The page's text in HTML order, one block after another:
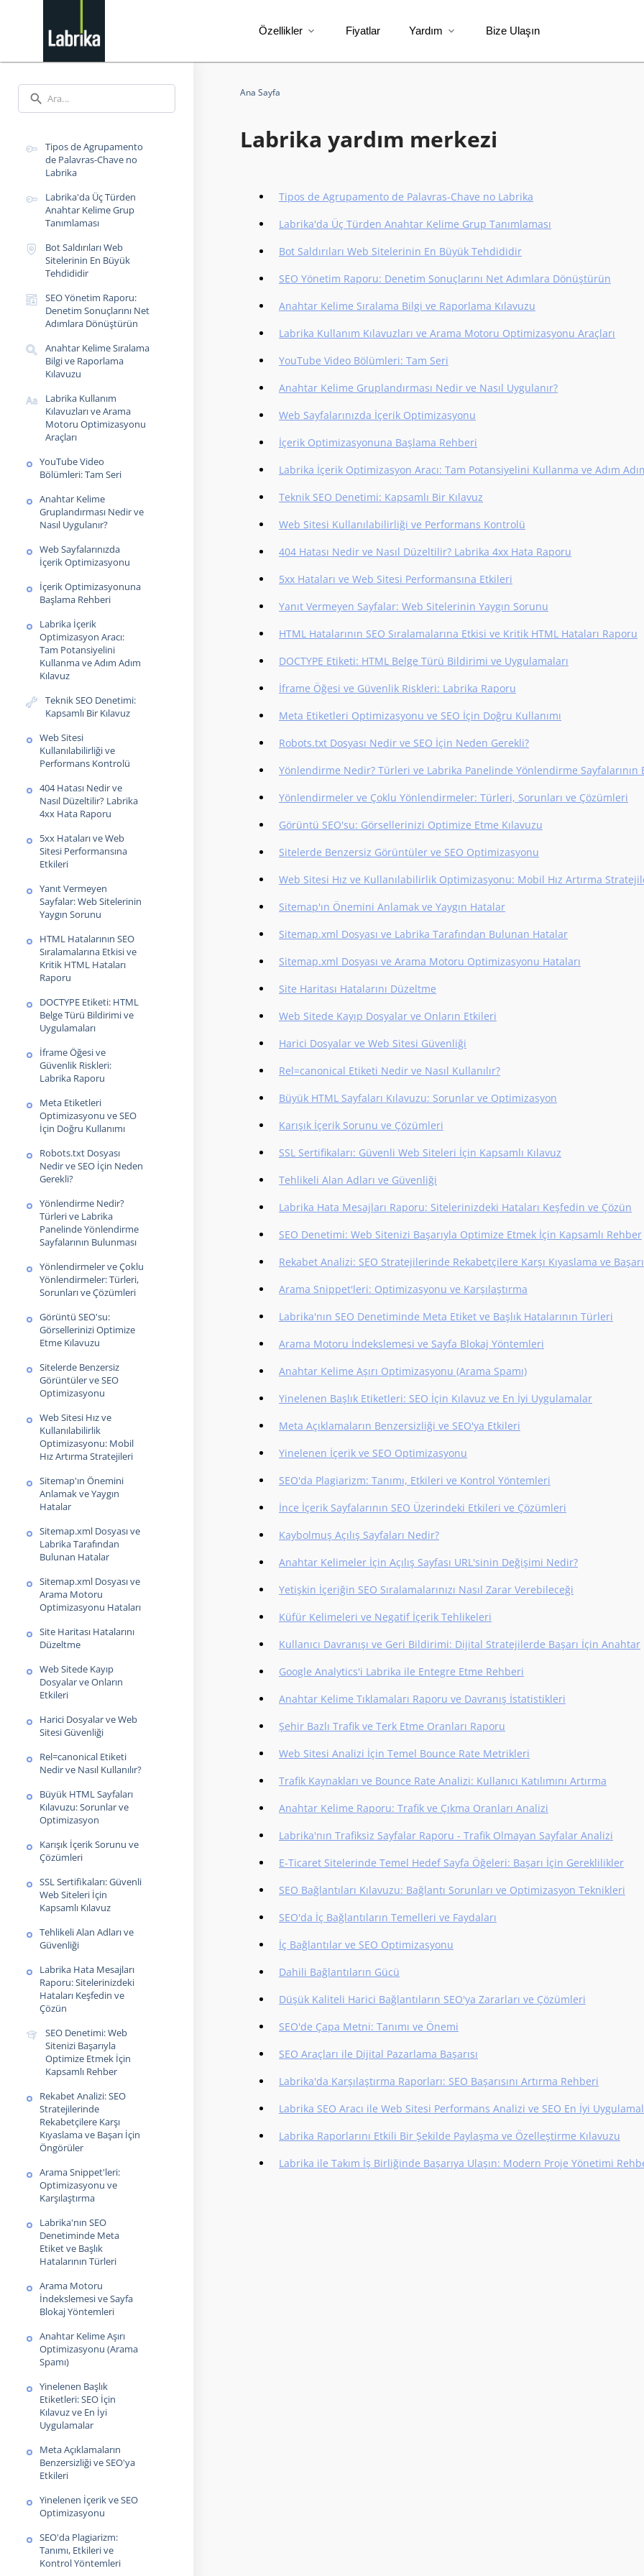
Özellikler expand_more Fiyatlar Yardım expand_more Bize Ulaşın
search
Tipos de Agrupamento
de Palavras-Chave no
Labrika
Labrika'da Üç Türden
Anahtar Kelime Grup
Tanımlaması
Bot Saldırıları Web
Sitelerinin En Büyük
Tehdididir
SEO Yönetim Raporu:
Denetim Sonuçlarını Net
Adımlara Dönüştürün
Anahtar Kelime Sıralama
Bilgi ve Raporlama
Kılavuzu
Labrika Kullanım
Kılavuzları ve Arama
Motoru Optimizasyonu
Araçları
YouTube Video
Bölümleri: Tam Seri
Anahtar Kelime
Gruplandırması Nedir ve
Nasıl Uygulanır?
Web Sayfalarınızda
İçerik Optimizasyonu
İçerik Optimizasyonuna
Başlama Rehberi
Labrika İçerik
Optimizasyon Aracı:
Tam Potansiyelini
Kullanma ve Adım Adım
Kılavuz
Teknik SEO Denetimi:
Kapsamlı Bir Kılavuz
Web Sitesi
Kullanılabilirliği ve
Performans Kontrolü
404 Hatası Nedir ve
Nasıl Düzeltilir? Labrika
4xx Hata Raporu
5xx Hataları ve Web
Sitesi Performansına
Etkileri
Yanıt Vermeyen
Sayfalar: Web Sitelerinin
Yaygın Sorunu
HTML Hatalarının SEO
Sıralamalarına Etkisi ve
Kritik HTML Hataları
Raporu
DOCTYPE Etiketi: HTML
Belge Türü Bildirimi ve
Uygulamaları
İframe Öğesi ve
Güvenlik Riskleri:
Labrika Raporu
Meta Etiketleri
Optimizasyonu ve SEO
İçin Doğru Kullanımı
Robots.txt Dosyası
Nedir ve SEO İçin Neden
Gerekli?
Yönlendirme Nedir?
Türleri ve Labrika
Panelinde Yönlendirme
Sayfalarının Bulunması
Yönlendirmeler ve Çoklu
Yönlendirmeler: Türleri,
Sorunları ve Çözümleri
Görüntü SEO'su:
Görsellerinizi Optimize
Etme Kılavuzu
Sitelerde Benzersiz
Görüntüler ve SEO
Optimizasyonu
Web Sitesi Hız ve
Kullanılabilirlik
Optimizasyonu: Mobil
Hız Artırma Stratejileri
Sitemap'ın Önemini
Anlamak ve Yaygın
Hatalar
Sitemap.xml Dosyası ve
Labrika Tarafından
Bulunan Hatalar
Sitemap.xml Dosyası ve
Arama Motoru
Optimizasyonu Hataları
Site Haritası Hatalarını
Düzeltme
Web Sitede Kayıp
Dosyalar ve Onların
Etkileri
Harici Dosyalar ve Web
Sitesi Güvenliği
Rel=canonical Etiketi
Nedir ve Nasıl Kullanılır?
Büyük HTML Sayfaları
Kılavuzu: Sorunlar ve
Optimizasyon
Karışık İçerik Sorunu ve
Çözümleri
SSL Sertifikaları: Güvenli
Web Siteleri İçin
Kapsamlı Kılavuz
Tehlikeli Alan Adları ve
Güvenliği
Labrika Hata Mesajları
Raporu: Sitelerinizdeki
Hataları Keşfedin ve
Çözün
SEO Denetimi: Web
Sitenizi Başarıyla
Optimize Etmek İçin
Kapsamlı Rehber
Rekabet Analizi: SEO
Stratejilerinde
Rekabetçilere Karşı
Kıyaslama ve Başarı İçin
Öngörüler
Arama Snippet'leri:
Optimizasyonu ve
Karşılaştırma
Labrika'nın SEO
Denetiminde Meta
Etiket ve Başlık
Hatalarının Türleri
Arama Motoru
İndekslemesi ve Sayfa
Blokaj Yöntemleri
Anahtar Kelime Aşırı
Optimizasyonu (Arama
Spamı)
Yinelenen Başlık
Etiketleri: SEO İçin
Kılavuz ve En İyi
Uygulamalar
Meta Açıklamaların
Benzersizliği ve SEO'ya
Etkileri
Yinelenen İçerik ve SEO
Optimizasyonu
SEO'da Plagiarizm:
Tanımı, Etkileri ve
Kontrol Yöntemleri
Ana Sayfa
Labrika yardım merkezi
Tipos de Agrupamento de Palavras-Chave no Labrika
Labrika'da Üç Türden Anahtar Kelime Grup Tanımlaması
Bot Saldırıları Web Sitelerinin En Büyük Tehdididir
SEO Yönetim Raporu: Denetim Sonuçlarını Net Adımlara Dönüştürün
Anahtar Kelime Sıralama Bilgi ve Raporlama Kılavuzu
Labrika Kullanım Kılavuzları ve Arama Motoru Optimizasyonu Araçları
YouTube Video Bölümleri: Tam Seri
Anahtar Kelime Gruplandırması Nedir ve Nasıl Uygulanır?
Web Sayfalarınızda İçerik Optimizasyonu
İçerik Optimizasyonuna Başlama Rehberi
Labrika İçerik Optimizasyon Aracı: Tam Potansiyelini Kullanma ve Adım
Teknik SEO Denetimi: Kapsamlı Bir Kılavuz
Web Sitesi Kullanılabilirliği ve Performans Kontrolü
404 Hatası Nedir ve Nasıl Düzeltilir? Labrika 4xx Hata Raporu
5xx Hataları ve Web Sitesi Performansına Etkileri
Yanıt Vermeyen Sayfalar: Web Sitelerinin Yaygın Sorunu
HTML Hatalarının SEO Sıralamalarına Etkisi ve Kritik HTML Hataları Raporu
DOCTYPE Etiketi: HTML Belge Türü Bildirimi ve Uygulamaları
İframe Öğesi ve Güvenlik Riskleri: Labrika Raporu
Meta Etiketleri Optimizasyonu ve SEO İçin Doğru Kullanımı
Robots.txt Dosyası Nedir ve SEO İçin Neden Gerekli?
Yönlendirme Nedir? Türleri ve Labrika Panelinde Yönlendirme Sayfalarının
Yönlendirmeler ve Çoklu Yönlendirmeler: Türleri, Sorunları ve Çözümleri
Görüntü SEO'su: Görsellerinizi Optimize Etme Kılavuzu
Sitelerde Benzersiz Görüntüler ve SEO Optimizasyonu
Web Sitesi Hız ve Kullanılabilirlik Optimizasyonu: Mobil Hız Artırma
Sitemap'ın Önemini Anlamak ve Yaygın Hatalar
Sitemap.xml Dosyası ve Labrika Tarafından Bulunan Hatalar
Sitemap.xml Dosyası ve Arama Motoru Optimizasyonu Hataları
Site Haritası Hatalarını Düzeltme
Web Sitede Kayıp Dosyalar ve Onların Etkileri
Harici Dosyalar ve Web Sitesi Güvenliği
Rel=canonical Etiketi Nedir ve Nasıl Kullanılır?
Büyük HTML Sayfaları Kılavuzu: Sorunlar ve Optimizasyon
Karışık İçerik Sorunu ve Çözümleri
SSL Sertifikaları: Güvenli Web Siteleri İçin Kapsamlı Kılavuz
Tehlikeli Alan Adları ve Güvenliği
Labrika Hata Mesajları Raporu: Sitelerinizdeki Hataları Keşfedin ve Çözün
SEO Denetimi: Web Sitenizi Başarıyla Optimize Etmek İçin Kapsamlı Rehber
Rekabet Analizi: SEO Stratejilerinde Rekabetçilere Karşı Kıyaslama ve
Arama Snippet'leri: Optimizasyonu ve Karşılaştırma
Labrika'nın SEO Denetiminde Meta Etiket ve Başlık Hatalarının Türleri
Arama Motoru İndekslemesi ve Sayfa Blokaj Yöntemleri
Anahtar Kelime Aşırı Optimizasyonu (Arama Spamı)
Yinelenen Başlık Etiketleri: SEO İçin Kılavuz ve En İyi Uygulamalar
Meta Açıklamaların Benzersizliği ve SEO'ya Etkileri
Yinelenen İçerik ve SEO Optimizasyonu
SEO'da Plagiarizm: Tanımı, Etkileri ve Kontrol Yöntemleri
İnce İçerik Sayfalarının SEO Üzerindeki Etkileri ve Çözümleri
Kaybolmuş Açılış Sayfaları Nedir?
Anahtar Kelimeler İçin Açılış Sayfası URL'sinin Değişimi Nedir?
Yetişkin İçeriğin SEO Sıralamalarınızı Nasıl Zarar Verebileceği
Küfür Kelimeleri ve Negatif İçerik Tehlikeleri
Kullanıcı Davranışı ve Geri Bildirimi: Dijital Stratejilerde Başarı İçin Anahtar
Google Analytics'i Labrika ile Entegre Etme Rehberi
Anahtar Kelime Tıklamaları Raporu ve Davranış İstatistikleri
Şehir Bazlı Trafik ve Terk Etme Oranları Raporu
Web Sitesi Analizi İçin Temel Bounce Rate Metrikleri
Trafik Kaynakları ve Bounce Rate Analizi: Kullanıcı Katılımını Artırma
Anahtar Kelime Raporu: Trafik ve Çıkma Oranları Analizi
Labrika'nın Trafiksiz Sayfalar Raporu - Trafik Olmayan Sayfalar Analizi
E-Ticaret Sitelerinde Temel Hedef Sayfa Öğeleri: Başarı İçin Gereklilikler
SEO Bağlantıları Kılavuzu: Bağlantı Sorunları ve Optimizasyon Teknikleri
SEO'da İç Bağlantıların Temelleri ve Faydaları
İç Bağlantılar ve SEO Optimizasyonu
Dahili Bağlantıların Gücü
Düşük Kaliteli Harici Bağlantıların SEO'ya Zararları ve Çözümleri
SEO'de Çapa Metni: Tanımı ve Önemi
SEO Araçları ile Dijital Pazarlama Başarısı
Labrika'da Karşılaştırma Raporları: SEO Başarısını Artırma Rehberi
Labrika SEO Aracı ile Web Sitesi Performans Analizi ve SEO En İyi
Labrika Raporlarını Etkili Bir Şekilde Paylaşma ve Özelleştirme Kılavuzu
Labrika ile Takım İş Birliğinde Başarıya Ulaşın: Modern Proje Yönetimi